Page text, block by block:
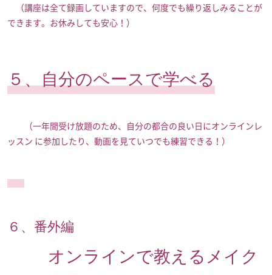
（講座は全て録画していますので、何度でも繰り返しみることが
できます。お休みしても安心！）
５、自分のペースで学べる
（一年間受け放題のため、自分の都合の良い日にオンラインレ
ッスン に参加したり、動画を見ていつでも練習できる！）
６、番外編
オンラインで教えるメイク